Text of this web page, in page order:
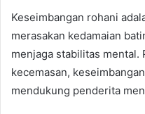
Keseimbangan rohani
merasakan kedamaian
menjaga stabilitas mental.
kecemasan,
mendukung penderita